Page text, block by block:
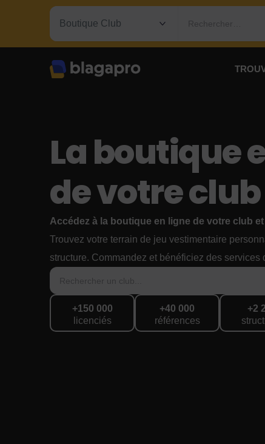
Rechercher…
La boutique
de votre club
Accédez à la boutique en ligne de votre club
Trouvez votre terrain de jeu vestimentaire
structure. Commandez et bénéficiez des services
Rechercher un club...
+150 000
licenciés
+40 000
références
+2